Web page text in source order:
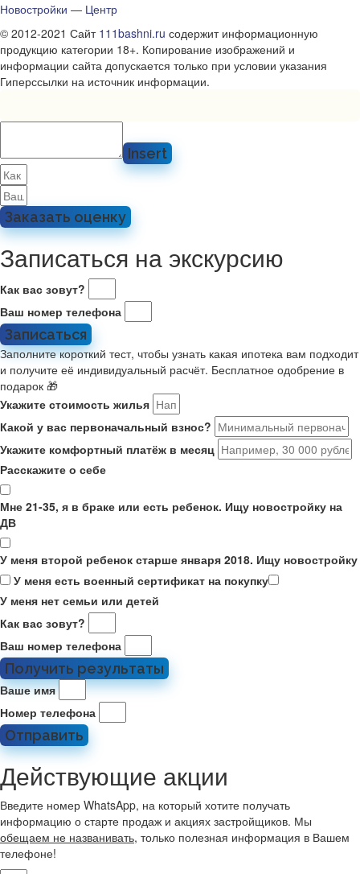
Новостройки — Центр
© 2012-2021 Сайт 111bashni.ru содержит информационную
продукцию категории 18+. Копирование изображений и
информации сайта допускается только при условии указания
Гиперссылки на источник информации.
Insert
Заказать оценку
Записаться на экскурсию
Как вас зовут?
Ваш номер телефона
Записаться
Заполните короткий тест, чтобы узнать какая ипотека вам подходит
и получите её индивидуальный расчёт. Бесплатное одобрение в
подарок 🎁
Укажите стоимость жилья
Какой у вас первоначальный взнос?
Укажите комфортный платёж в месяц
Расскажите о себе
Мне 21-35, я в браке или есть ребенок. Ищу новостройку на
ДВ
У меня второй ребенок старше января 2018. Ищу новостройку
У меня есть военный сертификат на покупку
У меня нет семьи или детей
Как вас зовут?
Ваш номер телефона
Получить результаты
Ваше имя
Номер телефона
Отправить
Действующие акции
Введите номер WhatsApp, на который хотите получать
информацию о старте продаж и акциях застройщиков. Мы
обещаем не названивать, только полезная информация в Вашем
телефоне!